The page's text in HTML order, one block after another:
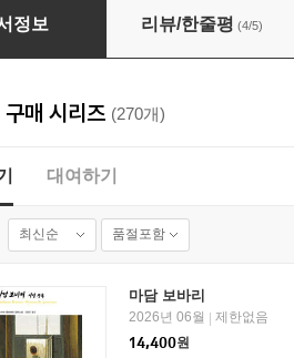
린책들 세계문학 131
정보 리뷰/한줄평 (4/5)
매 시리즈 (270개)
대여하기
최신순 품절포함
마담 보바리
2026년 06월 | 제한없음
14,400원